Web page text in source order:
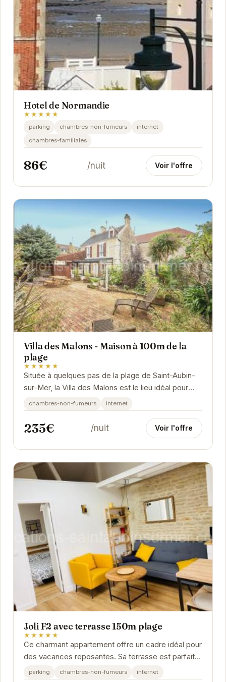
Hotel de Normandie
★★★★★
parking chambres-non-fumeurs
internet
chambres-familiales
86€ /nuit Voir l'offre
Villa des Malons - Maison à 100m de la
plage
★★★★★
Située à quelques pas de la plage de Saint-Aubin-
sur-Mer, la Villa des Malons est le lieu idéal pour
vos vacances. Avec son emplacement...
chambres-non-fumeurs internet
235€ /nuit Voir l'offre
Joli F2 avec terrasse 150m plage
★★★★★
Ce charmant appartement offre un cadre idéal pour
des vacances reposantes. Sa terrasse est parfaite
pour profiter des belles journées...
parking chambres-non-fumeurs internet